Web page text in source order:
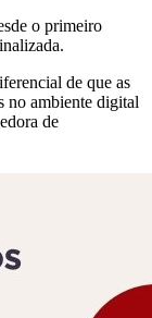
o primeiro
de que as
no ambiente digital
de